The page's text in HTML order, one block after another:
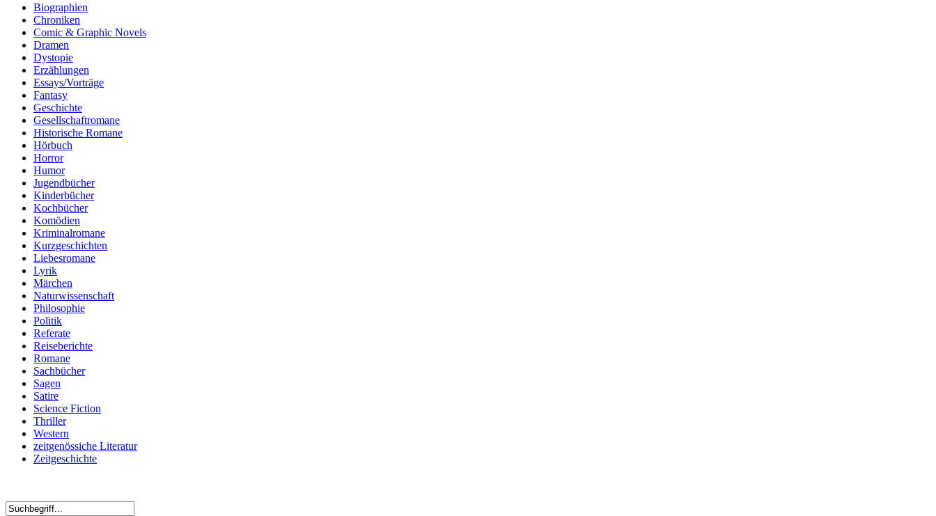
Biographien
Chroniken
Comic & Graphic Novels
Dramen
Dystopie
Erzählungen
Essays/Vorträge
Fantasy
Geschichte
Gesellschaftromane
Historische Romane
Hörbuch
Horror
Humor
Jugendbücher
Kinderbücher
Kochbücher
Komödien
Kriminalromane
Kurzgeschichten
Liebesromane
Lyrik
Märchen
Naturwissenschaft
Philosophie
Politik
Referate
Reiseberichte
Romane
Sachbücher
Sagen
Satire
Science Fiction
Thriller
Western
zeitgenössiche Literatur
Zeitgeschichte